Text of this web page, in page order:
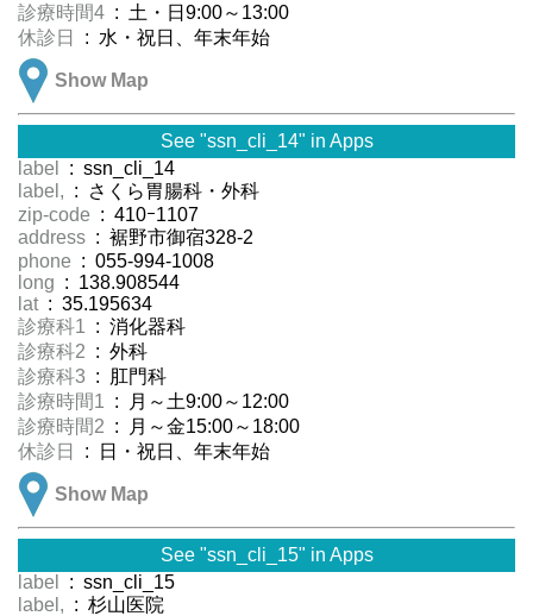
診療時間4 : 土・日9:00～13:00
休診日
: 水・祝日、年末年始
Show Map
See "ssn_cli_14" in Apps
label
: ssn_cli_14
label, : さくら胃腸科・外科
zip-code : 410ｰ1107
address : 裾野市御宿328-2
phone : 055-994-1008
long : 138.908544
lat : 35.195634
診療科1 : 消化器科
診療科2 : 外科
診療科3 : 肛門科
診療時間1 : 月～土9:00～12:00
診療時間2 : 月～金15:00～18:00
休診日
: 日・祝日、年末年始
Show Map
See "ssn_cli_15" in Apps
label
: ssn_cli_15
label, : 杉山医院